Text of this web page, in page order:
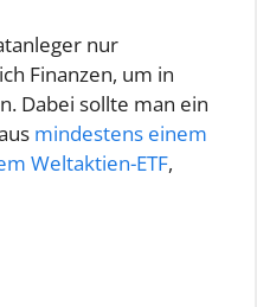
nur
Finanzen, um in
Dabei sollte man ein
mindestens einem
Weltaktien-ETF,